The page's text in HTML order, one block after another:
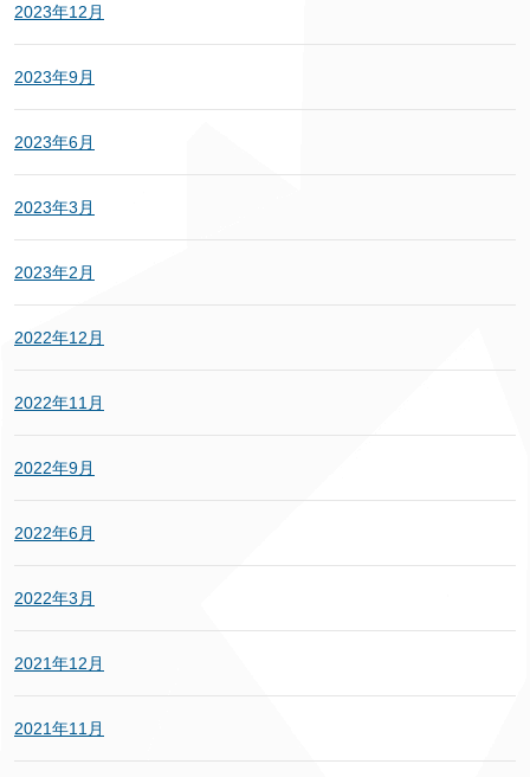
2023年12月
2023年9月
2023年6月
2023年3月
2023年2月
2022年12月
2022年11月
2022年9月
2022年6月
2022年3月
2021年12月
2021年11月